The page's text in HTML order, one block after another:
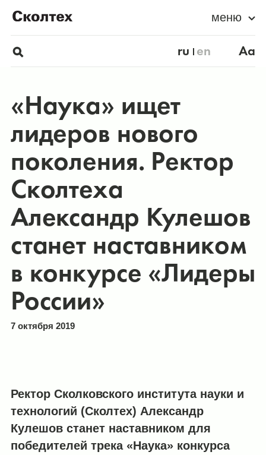
меню
ru en Aa
«Наука» ищет
лидеров нового
поколения. Ректор
Сколтеха
Александр Кулешов
станет наставником
в конкурсе «Лидеры
России»
7 октября 2019
Ректор Сколковского института науки и
технологий (Сколтех) Александр
Кулешов станет наставником для
победителей трека «Наука» конкурса